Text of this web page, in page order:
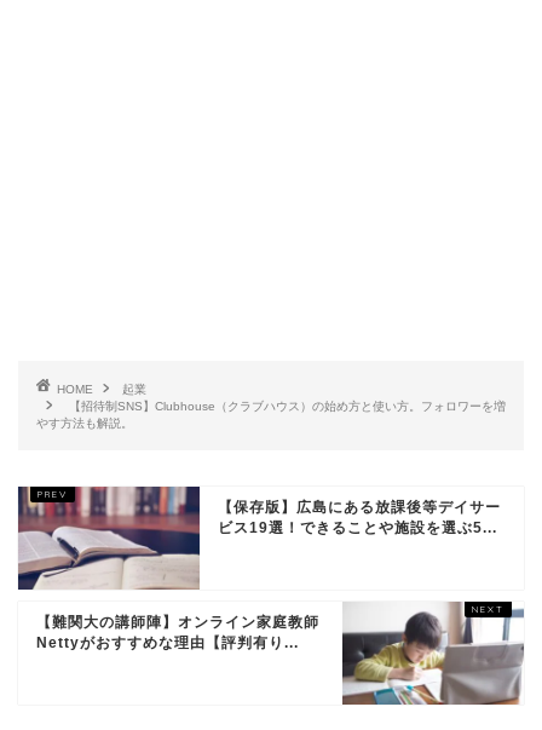
HOME
起業
【招待制SNS】Clubhouse（クラブハウス）の始め方と使い方。フォロワーを増
やす方法も解説。
【保存版】広島にある放課後等デイサー
ビス19選！できることや施設を選ぶ5...
【難関大の講師陣】オンライン家庭教師
Nettyがおすすめな理由【評判有り...